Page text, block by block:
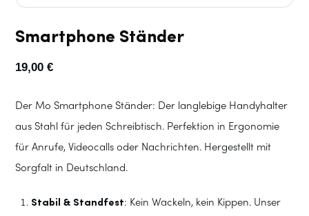
Smartphone Ständer
19,00 €
Der Mo Smartphone Ständer: Der langlebige Handyhalter
aus Stahl für jeden Schreibtisch. Perfektion in Ergonomie
für Anrufe, Videocalls oder Nachrichten. Hergestellt mit
Sorgfalt in Deutschland.
Stabil & Standfest: Kein Wackeln, kein Kippen. Unser